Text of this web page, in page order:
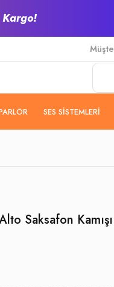
Kargo!
SES SISTEMLERI
Saksafon